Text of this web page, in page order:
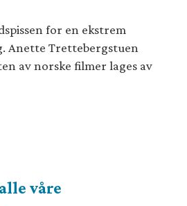
for en ekstrem
Anette Trettebergstuen
av norske filmer lages av
våre